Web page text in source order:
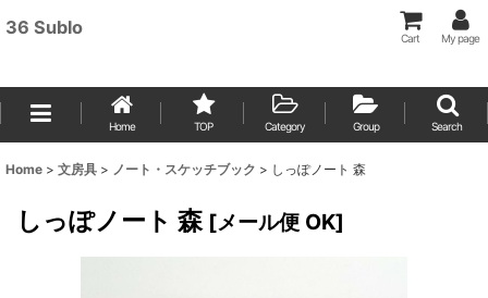
36 Sublo
Cart My page
Home TOP Category Group Search
Home > 文房具 > ノート・スケッチブック > しっぽノート 森
しっぽノート 森 [メール便 OK]